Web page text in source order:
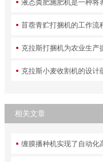
液态粪肥施肥机是一种将
苜蓿青贮打捆机的工作流
克拉斯打捆机为农业生产
克拉斯小麦收割机的设计
相关文章
缠膜播种机实现了自动化